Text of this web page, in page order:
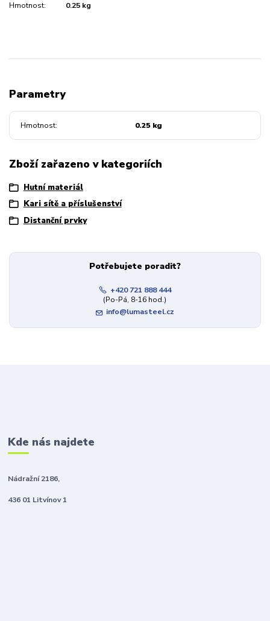
Hmotnost: 0.25 kg
Parametry
Hmotnost 0.25 kg
Zboží zařazeno v kategoriích
Hutní materiál
Kari sítě a příslušenství
Distanční prvky
Potřebujete poradit?
+420 721 888 444
(Po-Pá, 8-16 hod.)
info@lumasteel.cz
Kde nás najdete
Nádražní 2186,
436 01 Litvínov 1